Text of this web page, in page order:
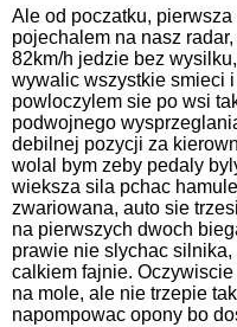
Ale od poczatku,
pojechalem na nasz
82km/h jedzie bez
wywalic wszystkie smieci
powloczylem sie po wsi
podwojnego
debilnej pozycji za
wolal bym zeby pedaly
wieksza sila pchac
zwariowana, auto sie
na pierwszych dwoch
prawie nie slychac
calkiem fajnie.
na mole, ale nie trzepie
napompowac opony bo